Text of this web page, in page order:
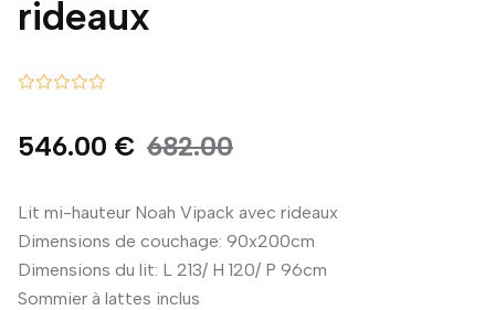
rideaux
546.00 € 682.00
Lit mi-hauteur Noah Vipack avec rideaux
Dimensions de couchage: 90x200cm
Dimensions du lit: L 213/ H 120/ P 96cm
Sommier à lattes inclus